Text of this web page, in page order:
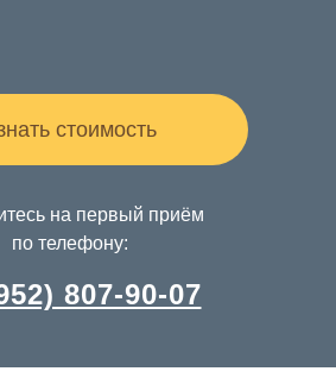
на первый приём
по телефону:
807-90-07
стоимость